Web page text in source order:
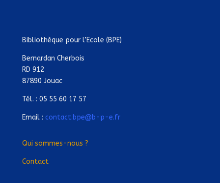
Bibliothèque pour l’Ecole (BPE)
Bernardan Cherbois
RD 912
87890 Jouac
Tél. : 05 55 60 17 57
Email : contact.bpe@b-p-e.fr
Qui sommes-nous ?
Contact